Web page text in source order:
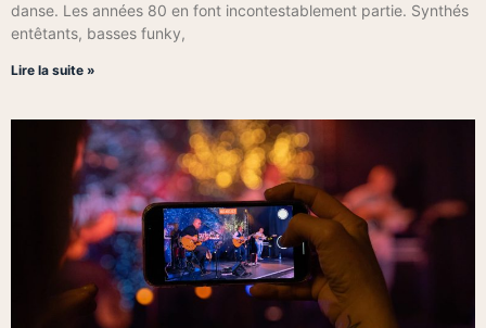
danse. Les années 80 en font incontestablement partie. Synthés
entêtants, basses funky,
Lire la suite »